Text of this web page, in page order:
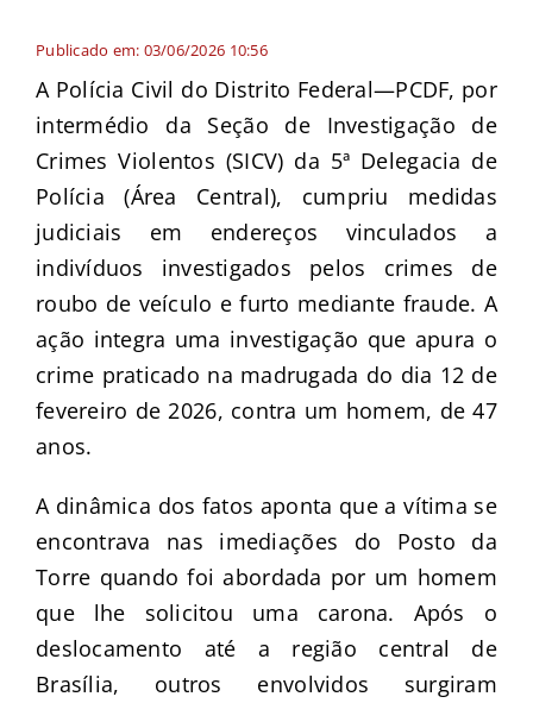
Publicado em: 03/06/2026 10:56
A Polícia Civil do Distrito Federal—PCDF, por
intermédio da Seção de Investigação de
Crimes Violentos (SICV) da 5ª Delegacia de
Polícia (Área Central), cumpriu medidas
judiciais em endereços vinculados a
indivíduos investigados pelos crimes de
roubo de veículo e furto mediante fraude. A
ação integra uma investigação que apura o
crime praticado na madrugada do dia 12 de
fevereiro de 2026, contra um homem, de 47
anos.
A dinâmica dos fatos aponta que a vítima se
encontrava nas imediações do Posto da
Torre quando foi abordada por um homem
que lhe solicitou uma carona. Após o
deslocamento até a região central de
Brasília, outros envolvidos surgiram